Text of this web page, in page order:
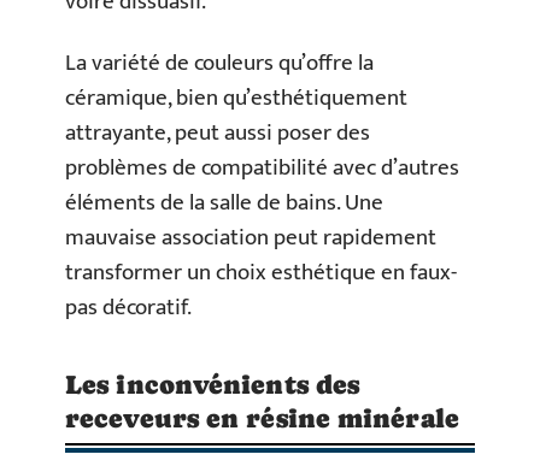
La variété de couleurs qu’offre la
céramique, bien qu’esthétiquement
attrayante, peut aussi poser des
problèmes de compatibilité avec d’autres
éléments de la salle de bains. Une
mauvaise association peut rapidement
transformer un choix esthétique en faux-
pas décoratif.
Les inconvénients des
receveurs en résine minérale